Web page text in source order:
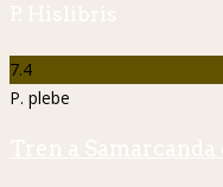
P. Hislibris
7.4
P. plebe
Tren a Samarcanda